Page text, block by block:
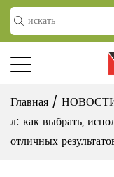
Главная /
л: как выбрать,
отличных